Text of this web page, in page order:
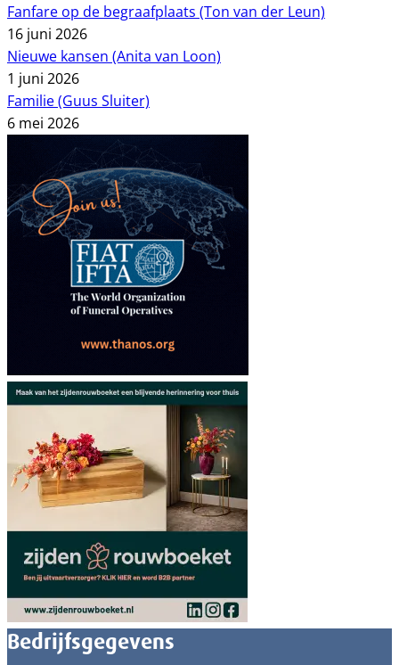
Fanfare op de begraafplaats (Ton van der Leun)
16 juni 2026
Nieuwe kansen (Anita van Loon)
1 juni 2026
Familie (Guus Sluiter)
6 mei 2026
Bedrijfsgegevens